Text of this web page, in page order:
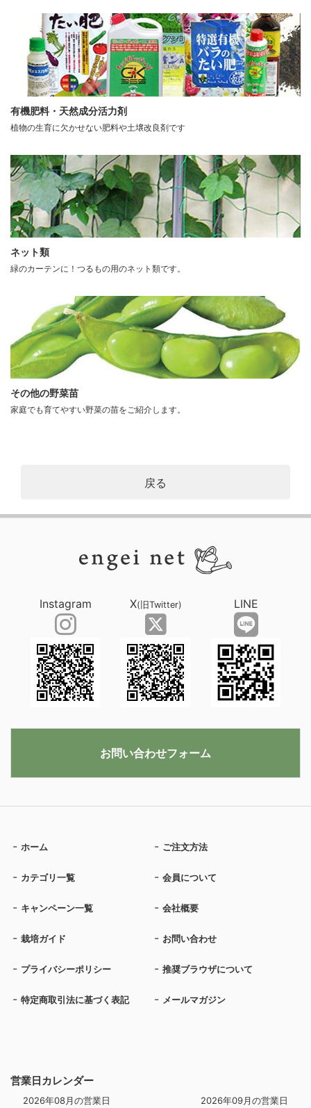
有機肥料・天然成分活力剤
植物の生育に欠かせない肥料や土壌改良剤です
ネット類
緑のカーテンに！つるもの用のネット類です。
その他の野菜苗
家庭でも育てやすい野菜の苗をご紹介します。
戻る
営業日カレンダー
2026年08月の営業日 2026年09月の営業日
ホーム ご注文方法
カテゴリ一覧 会員について
キャンペーン一覧 会社概要
栽培ガイド お問い合わせ
プライバシーポリシー 推奨ブラウザについて
特定商取引法に基づく表記 メールマガジン
Instagram X(旧Twitter) LINE
お問い合わせフォーム